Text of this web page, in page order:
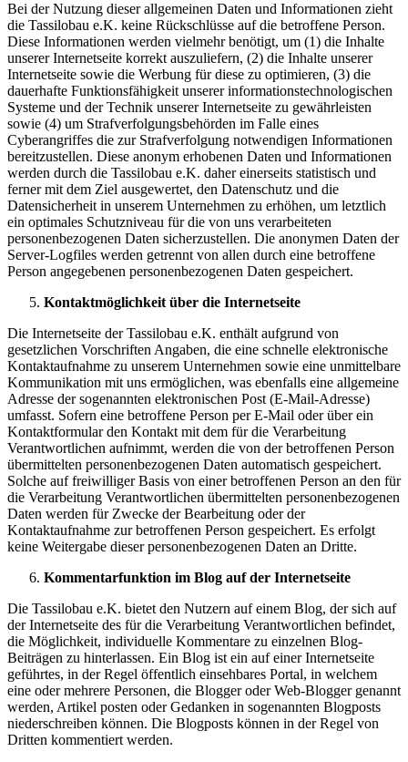
Bei der Nutzung dieser allgemeinen Daten und Informationen zieht
die Tassilobau e.K. keine Rückschlüsse auf die betroffene Person.
Diese Informationen werden vielmehr benötigt, um (1) die Inhalte
unserer Internetseite korrekt auszuliefern, (2) die Inhalte unserer
Internetseite sowie die Werbung für diese zu optimieren, (3) die
dauerhafte Funktionsfähigkeit unserer informationstechnologischen
Systeme und der Technik unserer Internetseite zu gewährleisten
sowie (4) um Strafverfolgungsbehörden im Falle eines
Cyberangriffes die zur Strafverfolgung notwendigen Informationen
bereitzustellen. Diese anonym erhobenen Daten und Informationen
werden durch die Tassilobau e.K. daher einerseits statistisch und
ferner mit dem Ziel ausgewertet, den Datenschutz und die
Datensicherheit in unserem Unternehmen zu erhöhen, um letztlich
ein optimales Schutzniveau für die von uns verarbeiteten
personenbezogenen Daten sicherzustellen. Die anonymen Daten der
Server-Logfiles werden getrennt von allen durch eine betroffene
Person angegebenen personenbezogenen Daten gespeichert.
Kontaktmöglichkeit über die Internetseite
Die Internetseite der Tassilobau e.K. enthält aufgrund von
gesetzlichen Vorschriften Angaben, die eine schnelle elektronische
Kontaktaufnahme zu unserem Unternehmen sowie eine unmittelbare
Kommunikation mit uns ermöglichen, was ebenfalls eine allgemeine
Adresse der sogenannten elektronischen Post (E-Mail-Adresse)
umfasst. Sofern eine betroffene Person per E-Mail oder über ein
Kontaktformular den Kontakt mit dem für die Verarbeitung
Verantwortlichen aufnimmt, werden die von der betroffenen Person
übermittelten personenbezogenen Daten automatisch gespeichert.
Solche auf freiwilliger Basis von einer betroffenen Person an den für
die Verarbeitung Verantwortlichen übermittelten personenbezogenen
Daten werden für Zwecke der Bearbeitung oder der
Kontaktaufnahme zur betroffenen Person gespeichert. Es erfolgt
keine Weitergabe dieser personenbezogenen Daten an Dritte.
Kommentarfunktion im Blog auf der Internetseite
Die Tassilobau e.K. bietet den Nutzern auf einem Blog, der sich auf
der Internetseite des für die Verarbeitung Verantwortlichen befindet,
die Möglichkeit, individuelle Kommentare zu einzelnen Blog-
Beiträgen zu hinterlassen. Ein Blog ist ein auf einer Internetseite
geführtes, in der Regel öffentlich einsehbares Portal, in welchem
eine oder mehrere Personen, die Blogger oder Web-Blogger genannt
werden, Artikel posten oder Gedanken in sogenannten Blogposts
niederschreiben können. Die Blogposts können in der Regel von
Dritten kommentiert werden.